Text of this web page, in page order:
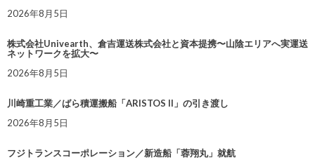
2026年8月5日
株式会社Univearth、倉吉運送株式会社と資本提携〜山陰エリアへ実運送
ネットワークを拡大〜
2026年8月5日
川崎重工業／ばら積運搬船「ARISTOS II」の引き渡し
2026年8月5日
フジトランスコーポレーション／新造船「蓉翔丸」就航